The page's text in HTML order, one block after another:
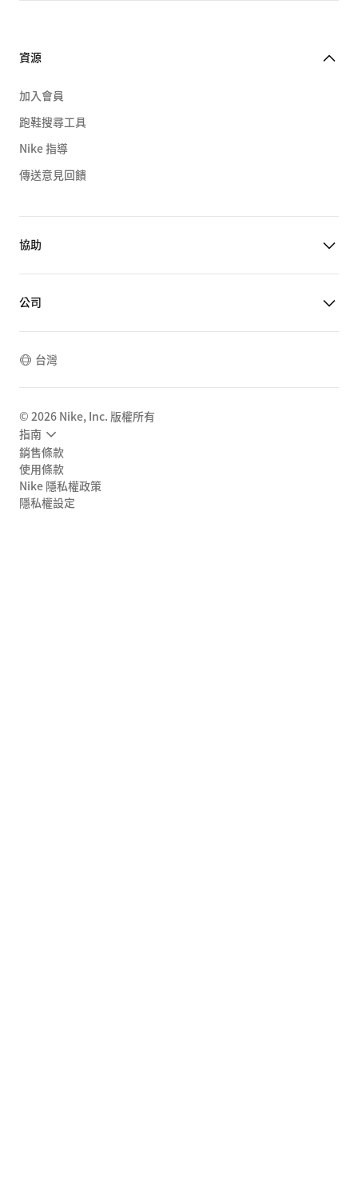
資源
加入會員
跑鞋搜尋工具
Nike 指導
傳送意見回饋
協助
公司
台灣
© 2026 Nike, Inc. 版權所有
指南
銷售條款
使用條款
Nike 隱私權政策
隱私權設定